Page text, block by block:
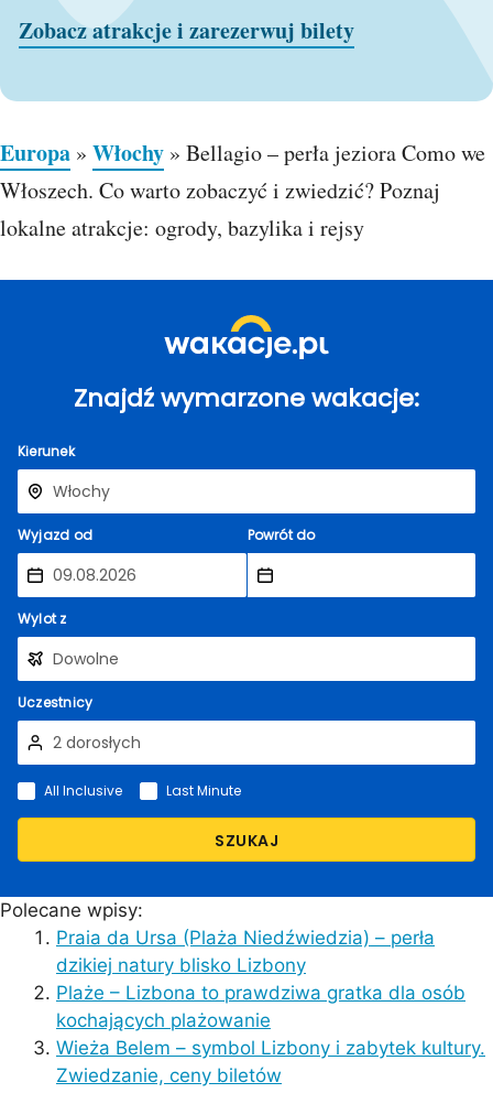
Zobacz atrakcje i zarezerwuj bilety
Europa » Włochy » Bellagio – perła jeziora Como we
Włoszech. Co warto zobaczyć i zwiedzić? Poznaj
lokalne atrakcje: ogrody, bazylika i rejsy
Znajdź wymarzone wakacje:
Kierunek
Wyjazd od Powrót do
Wylot z
Uczestnicy
SZUKAJ
All Inclusive Last Minute
Polecane wpisy:
Praia da Ursa (Plaża Niedźwiedzia) – perła
dzikiej natury blisko Lizbony
Plaże – Lizbona to prawdziwa gratka dla osób
kochających plażowanie
Wieża Belem – symbol Lizbony i zabytek kultury.
Zwiedzanie, ceny biletów